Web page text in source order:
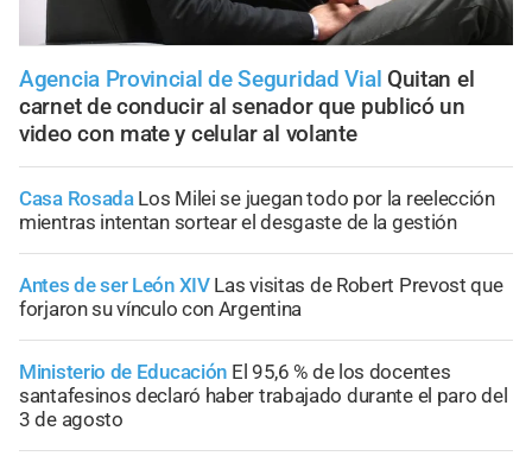
Agencia Provincial de Seguridad Vial Quitan el
carnet de conducir al senador que publicó un
video con mate y celular al volante
Casa Rosada Los Milei se juegan todo por la reelección
mientras intentan sortear el desgaste de la gestión
Antes de ser León XIV Las visitas de Robert Prevost que
forjaron su vínculo con Argentina
Ministerio de Educación El 95,6 % de los docentes
santafesinos declaró haber trabajado durante el paro del
3 de agosto